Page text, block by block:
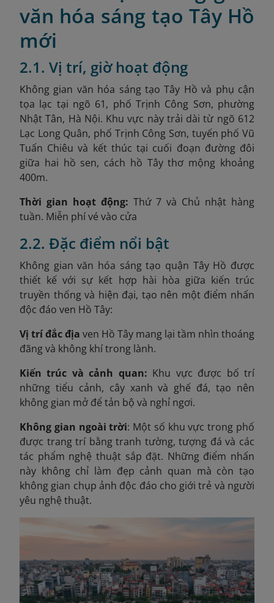
văn hóa sáng tạo Tây Hồ
mới
2.1. Vị trí, giờ hoạt động
Không gian văn hóa sáng tạo Tây Hồ và phụ cận
tọa lạc tại ngõ 61, phố Trịnh Công Sơn, phường
Nhật Tân, Hà Nội. Khu vực này trải dài từ ngõ 612
Lạc Long Quân, phố Trịnh Công Sơn, tuyến phố Vũ
Tuấn Chiêu và kết thúc tại cuối đoạn đường đôi
giữa hai hồ sen, cách hồ Tây thơ mộng khoảng
400m.
Thời gian hoạt động: Thứ 7 và Chủ nhật hàng
tuần. Miễn phí vé vào cửa
2.2. Đặc điểm nổi bật
Không gian văn hóa sáng tạo quận Tây Hồ được
thiết kế với sự kết hợp hài hòa giữa kiến trúc
truyền thống và hiện đại, tạo nên một điểm nhấn
độc đáo ven Hồ Tây:
Vị trí đắc địa ven Hồ Tây mang lại tầm nhìn thoáng
đãng và không khí trong lành.
Kiến trúc và cảnh quan: Khu vực được bố trí
những tiểu cảnh, cây xanh và ghế đá, tạo nên
không gian mở để tản bộ và nghỉ ngơi.
Không gian ngoài trời: Một số khu vực trong phố
được trang trí bằng tranh tường, tượng đá và các
tác phẩm nghệ thuật sắp đặt. Những điểm nhấn
này không chỉ làm đẹp cảnh quan mà còn tạo
không gian chụp ảnh độc đáo cho giới trẻ và người
yêu nghệ thuật.